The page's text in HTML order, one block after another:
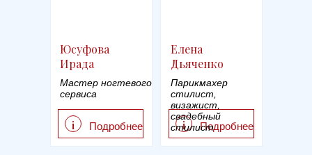
Подробнее
i
Юсуфова
Ирада
Мастер ногтевого
сервиса
Подробнее
i
Елена
Дьяченко
Парикмахер
стилист,
визажист,
свадебный
стилист